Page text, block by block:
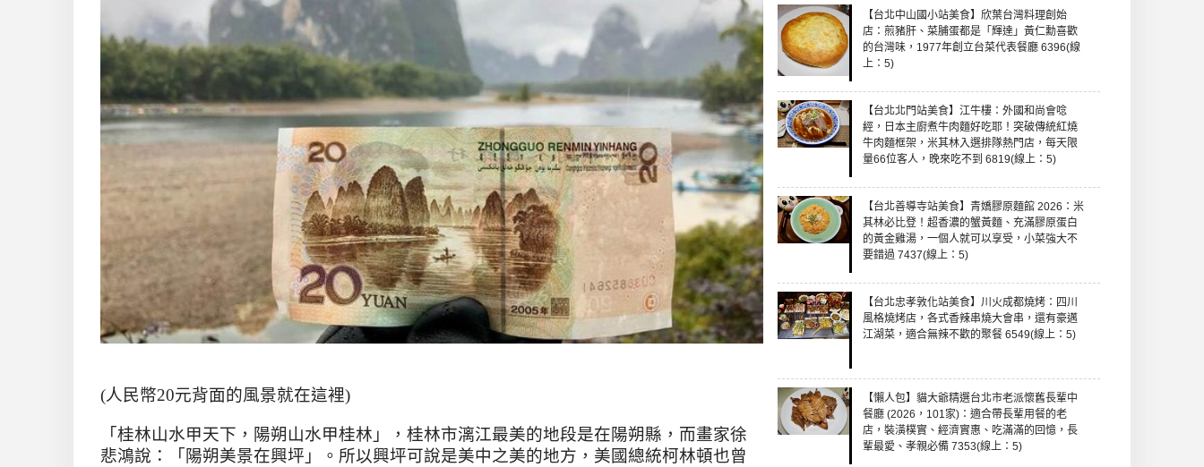
(人民幣20元背面的風景就在這裡)
「桂林山水甲天下，陽朔山水甲桂林」，桂林市漓江最美的地段是在陽朔縣，而畫家徐
悲鴻說：「陽朔美景在興坪」。 所以興坪可說是美中之美的地方，美國總統柯林頓也曾
【台北中山國小站美食】欣葉台灣料理創始
店：煎豬肝、菜脯蛋都是「輝達」黃仁勳喜歡
的台灣味，1977年創立台菜代表餐廳 6396(線
上：5)
【台北北門站美食】江牛樓：外國和尚會唸
經，日本主廚煮牛肉麵好吃耶！突破傳統紅燒
牛肉麵框架，米其林入選排隊熱門店，每天限
量66位客人，晚來吃不到 6819(線上：5)
【台北善導寺站美食】青嬌膠原麵館 2026：米
其林必比登！超香濃的蟹黃麵、充滿膠原蛋白
的黃金雞湯，一個人就可以享受，小菜強大不
要錯過 7437(線上：5)
【台北忠孝敦化站美食】川火成都燒烤：四川
風格燒烤店，各式香辣串燒大會串，還有豪邁
江湖菜，適合無辣不歡的聚餐 6549(線上：5)
【懶人包】貓大爺精選台北市老派懷舊長輩中
餐廳 (2026，101家)：適合帶長輩用餐的老
店，裝潢樸實、經濟實惠、吃滿滿的回憶，長
輩最愛、孝親必備 7353(線上：5)